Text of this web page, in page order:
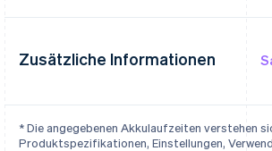
Zusätzliche Informationen
* Die angegebenen Akkulaufzeiten verstehen
Produktspezifikationen, Einstellungen,